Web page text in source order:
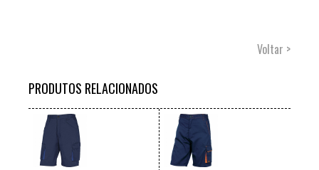
Voltar >
PRODUTOS RELACIONADOS